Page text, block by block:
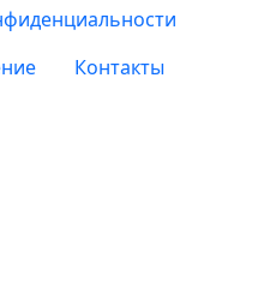
Контакты